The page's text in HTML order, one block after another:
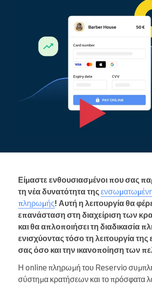
Είμαστε ενθουσιασμένοι που σας
τη νέα δυνατότητα της
πληρωμής! Αυτή η λειτουργία θα
επανάσταση στη διαχείριση των
και θα απλοποιήσει τη διαδικασία
ενισχύοντας τόσο τη λειτουργία της
σας όσο και την ικανοποίηση των
Η online πληρωμή του Reservio
σύστημα κρατήσεων και το πρόσφατα